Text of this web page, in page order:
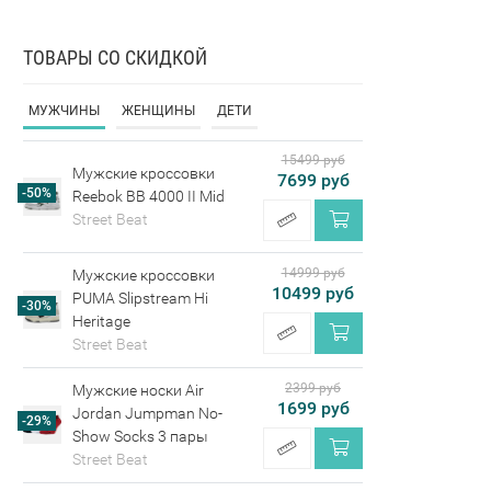
ТОВАРЫ СО СКИДКОЙ
МУЖЧИНЫ ЖЕНЩИНЫ ДЕТИ
-50%
Мужские кроссовки
Reebok BB 4000 II Mid
Street Beat
15499 руб
7699 руб
-30%
Мужские кроссовки
PUMA Slipstream Hi
Heritage
Street Beat
14999 руб
10499 руб
-29%
Мужские носки Air
Jordan Jumpman No-
Show Socks 3 пары
Street Beat
2399 руб
1699 руб